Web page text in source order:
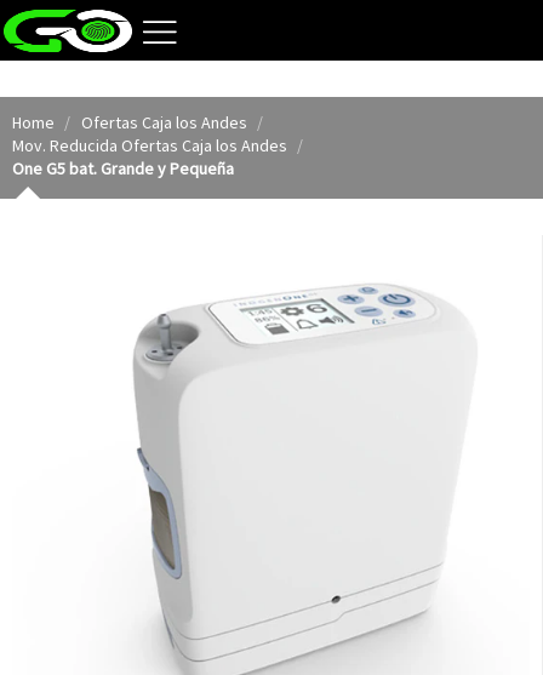
Home
Ofertas Caja los Andes
Mov. Reducida Ofertas Caja los Andes
One G5 bat. Grande y Pequeña